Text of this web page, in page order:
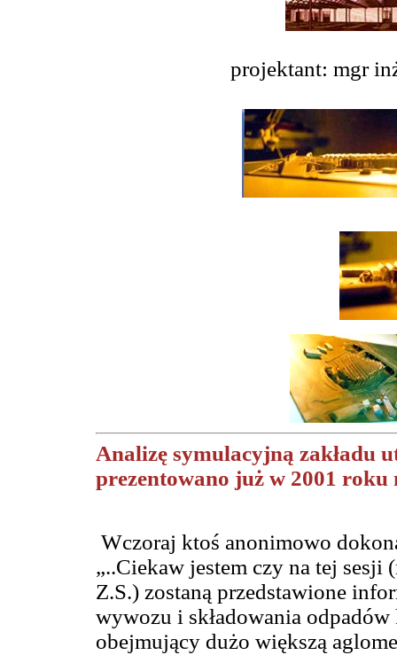
projektant: mgr
Analizę symulacyjną zakładu
prezentowano już w 2001 roku
Wczoraj ktoś anonimowo
„..Ciekaw jestem czy na tej
Z.S.) zostaną przedstawione
wywozu i składowania
obejmujący dużo większą